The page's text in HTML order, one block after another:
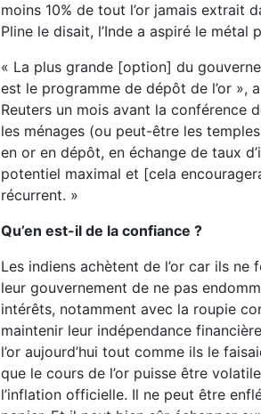
moins 10% de tout l’or jamais extrait
Pline le disait, l’Inde a aspiré le métal
« La plus grande [option] du
est le programme de dépôt de l’or »,
Reuters un mois avant la conférence
les ménages (ou peut-être les
en or en dépôt, en échange de taux
potentiel maximal et [cela
récurrent. »
Qu’en est-il de la confiance ?
Les indiens achètent de l’or car ils ne
leur gouvernement de ne pas
intérêts, notamment avec la roupie
maintenir leur indépendance
l’or aujourd’hui tout comme ils le
que le cours de l’or puisse être
l’inflation officielle. Il ne peut être